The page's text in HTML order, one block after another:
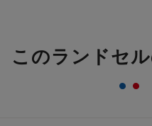
このランドセ